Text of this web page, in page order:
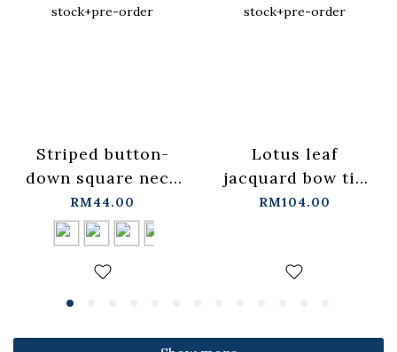
Striped button-
down square neck
bra top, available
in four
colors【01041964】
in stock+pre-order
RM44.00
Lotus leaf
jacquard bow tie
spaghetti strap
in stock+pre-order
RM104.00